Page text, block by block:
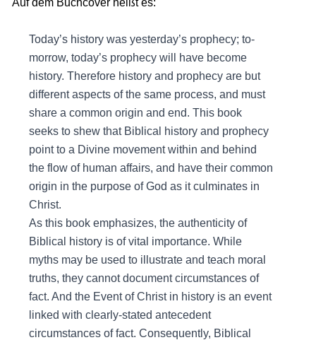
Auf dem Buchcover heißt es:
Today’s history was yesterday’s prophecy; to­
morrow, today’s prophecy will have become
history. Therefore history and prophecy are but
different aspects of the same process, and must
share a com­mon origin and end. This book
seeks to shew that Biblical history and prophecy
point to a Divine movement within and behind
the flow of human affairs, and have their common
origin in the purpose of God as it culminates in
Christ.
As this book emphasizes, the authenticity of
Biblical history is of vital importance. While
myths may be used to illustrate and teach moral
truths, they cannot document circumstances of
fact. And the Event of Christ in history is an event
linked with clearly-stated antecedent
circumstances of fact. Consequently, Biblical